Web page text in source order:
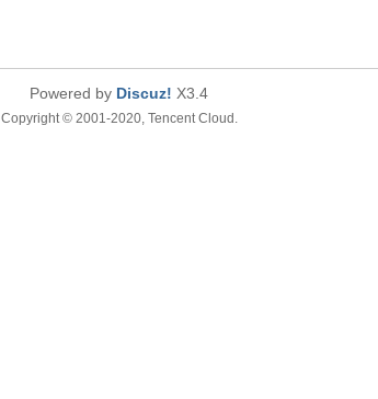
Powered by Discuz! X3.4
Copyright © 2001-2020, Tencent Cloud.